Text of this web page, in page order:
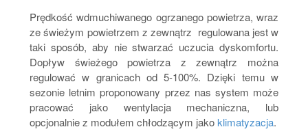
Prędkość wdmuchiwanego ogrzanego powietrza, wraz
ze świeżym powietrzem z zewnątrz regulowana jest w
taki sposób, aby nie stwarzać uczucia dyskomfortu.
Dopływ świeżego powietrza z zewnątrz można
regulować w granicach od 5-100%. Dzięki temu w
sezonie letnim proponowany przez nas system może
pracować jako wentylacja mechaniczna, lub
opcjonalnie z modułem chłodzącym jakoklimatyzacja.